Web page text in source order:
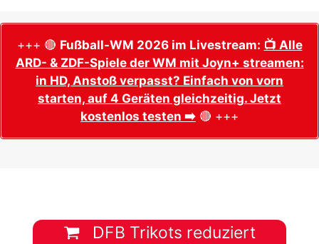
+++ 🔴 Fußball-WM 2026 im Livestream: 📺 Alle
ARD- & ZDF-Spiele der WM mit Joyn+ streamen:
in HD, Anstoß verpasst? Einfach von vorn
starten, auf 4 Geräten gleichzeitig. Jetzt
kostenlos testen ➡️ 🔴 +++
DFB Trikots reduziert